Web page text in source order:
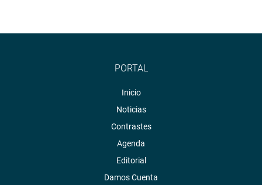
PORTAL
Inicio
Noticias
Contrastes
Agenda
Editorial
Damos Cuenta